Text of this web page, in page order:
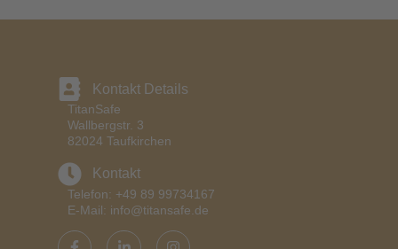
Kontakt Details
TitanSafe
Wallbergstr. 3
82024 Taufkirchen
Kontakt
Telefon: +49 89 99734167
E-Mail: info@titansafe.de